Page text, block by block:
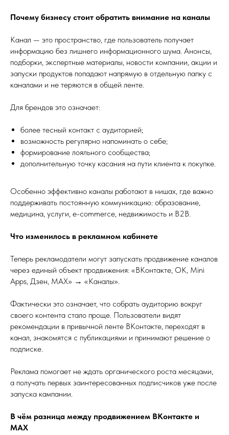
Почему бизнесу стоит обратить внимание на каналы
Канал — это пространство, где пользователь получает
информацию без лишнего информационного шума. Анонсы,
подборки, экспертные материалы, новости компании, акции и
запуски продуктов попадают напрямую в отдельную папку с
каналами и не теряются в общей ленте.
Для брендов это означает:
более тесный контакт с аудиторией;
возможность регулярно напоминать о себе;
формирование лояльного сообщества;
дополнительную точку касания на пути клиента к покупке.
Особенно эффективно каналы работают в нишах, где важно
поддерживать постоянную коммуникацию: образование,
медицина, услуги, e-commerce, недвижимость и B2B.
Что изменилось в рекламном кабинете
Теперь рекламодатели могут запускать продвижение каналов
через единый объект продвижения: «ВКонтакте, ОК, Mini
Apps, Дзен, MAX» → «Каналы».
Фактически это означает, что собрать аудиторию вокруг
своего контента стало проще. Пользователи видят
рекомендации в привычной ленте ВКонтакте, переходят в
канал, знакомятся с публикациями и принимают решение о
подписке.
Реклама помогает не ждать органического роста месяцами,
а получать первых заинтересованных подписчиков уже после
запуска кампании.
В чём разница между продвижением ВКонтакте и
MAX